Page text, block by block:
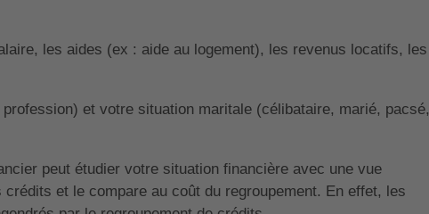
les aides (ex : aide au logement), les revenus locatifs, les
et votre situation maritale (célibataire, marié, pacsé,
peut étudier votre situation financière avec une vue
et le compare au coût du regroupement. En effet, les